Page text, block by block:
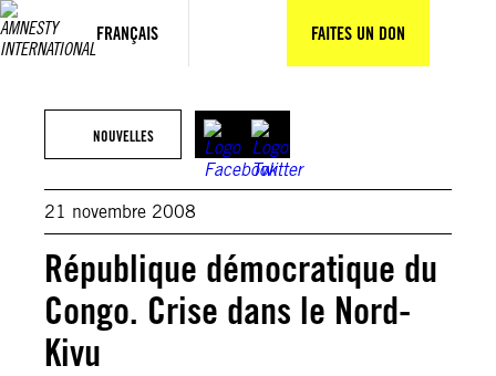
FRANÇAIS FAITES UN DON
Aller
au
contenu
NOUVELLES
21 novembre 2008
République démocratique du
Congo. Crise dans le Nord-
Kivu